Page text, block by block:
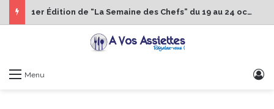
1er Édition de “La Semaine des Chefs” du 19 au 24 octobre 2026
Menu